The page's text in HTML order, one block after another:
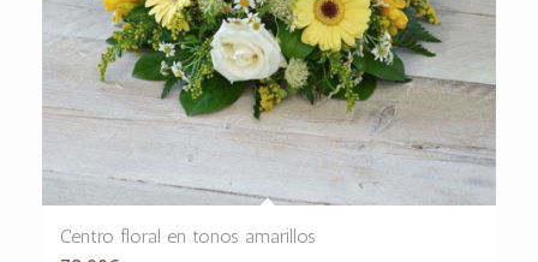
Centro floral en tonos amarillos